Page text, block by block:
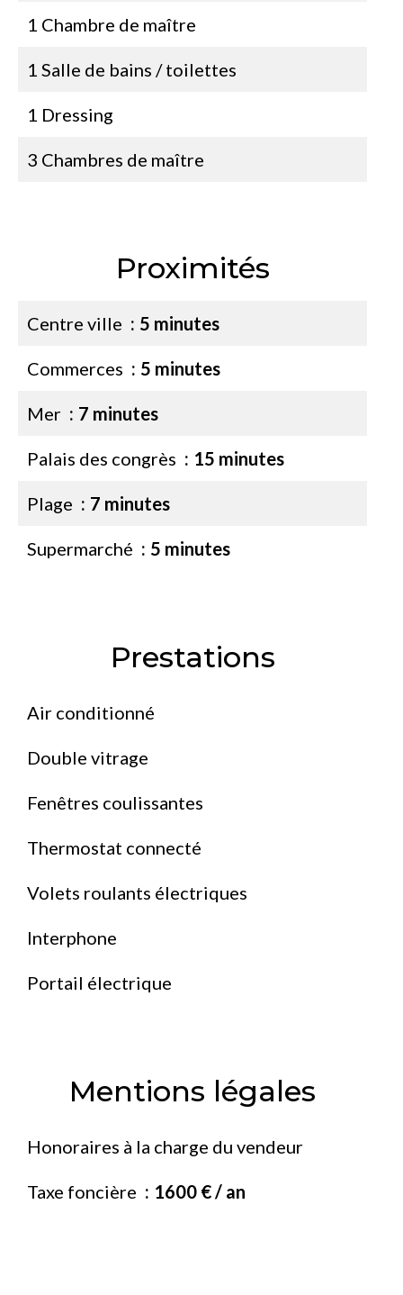
1 Chambre de maître
1 Salle de bains / toilettes
1 Dressing
3 Chambres de maître
Proximités
Centre ville 5 minutes
Commerces 5 minutes
Mer 7 minutes
Palais des congrès 15 minutes
Plage 7 minutes
Supermarché 5 minutes
Prestations
Air conditionné
Double vitrage
Fenêtres coulissantes
Thermostat connecté
Volets roulants électriques
Interphone
Portail électrique
Mentions légales
Honoraires à la charge du vendeur
Taxe foncière 1600 € / an